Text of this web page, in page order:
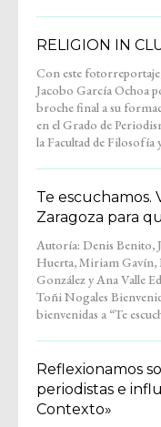
RELIGION IN
Con este
Jacobo García Ochoa
broche final a su
en el Grado de
la Facultad de Filosofía
Letras y cierra también
etapa como
Entremedios. Su
Te escuchamos.
Zaragoza para
Autoría: Denis Benito,
Huerta, Miriam Gavín,
González y Ana Valle Edición:
Toñi Nogales Bienvenidos y
bienvenidas a “Te
Voces de quienes
Zaragoza para
espacio tranquilo, hecho para
escuchar sin prisas y
Reflexionamos
periodistas e
Contexto»